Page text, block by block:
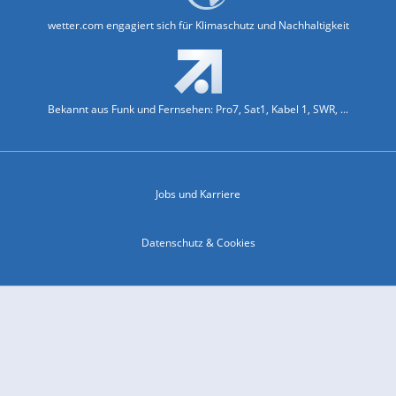
wetter.com engagiert sich für Klimaschutz und Nachhaltigkeit
Bekannt aus Funk und Fernsehen: Pro7, Sat1, Kabel 1, SWR, ...
Jobs und Karriere
Datenschutz & Cookies